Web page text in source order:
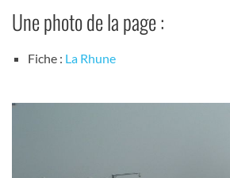
Une photo de la page :
Fiche : La Rhune